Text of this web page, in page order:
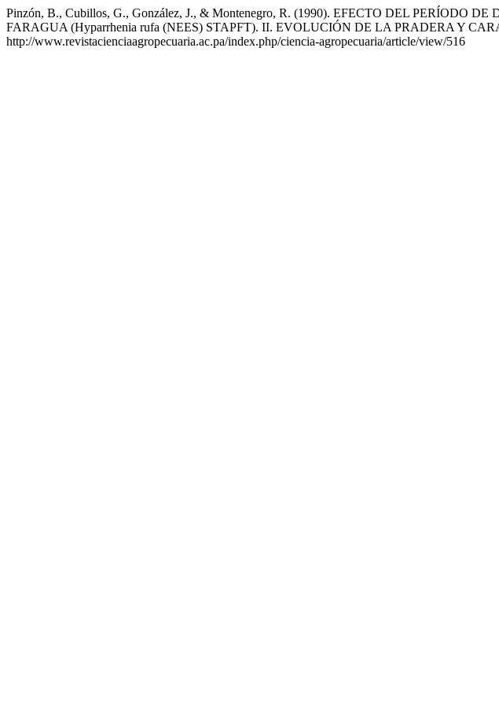
Pinzón, B., Cubillos, G., González, J., & Montenegro, R. (1990). EFECTO DEL PERÍODO
FARAGUA (Hyparrhenia rufa (NEES) STAPFT). II. EVOLUCIÓN DE LA PRADERA Y
http://www.revistacienciaagropecuaria.ac.pa/index.php/ciencia-agropecuaria/article/view/516